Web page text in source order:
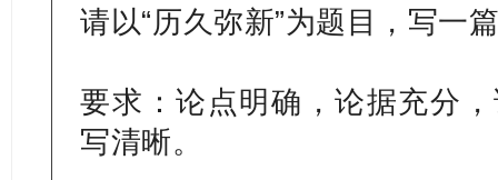
请以“历久弥新”为题目，写一
要求：论点明确，论据充分
写清晰。